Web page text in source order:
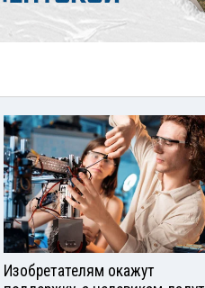
Изобретателям окажут